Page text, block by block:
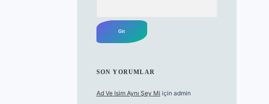
SON YORUMLAR
Ad Ve Isim Aynı Şey Mi için admin